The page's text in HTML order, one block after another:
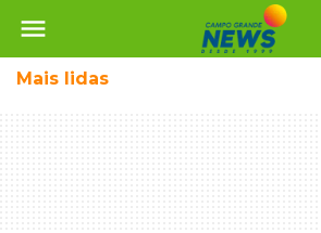
menu
Mais lidas